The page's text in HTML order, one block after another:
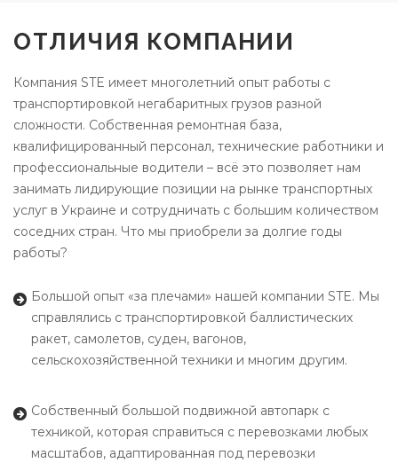
ОТЛИЧИЯ КОМПАНИИ
Компания STE имеет многолетний опыт работы с
транспортировкой негабаритных грузов разной
сложности. Собственная ремонтная база,
квалифицированный персонал, технические работники и
профессиональные водители – всё это позволяет нам
занимать лидирующие позиции на рынке транспортных
услуг в Украине и сотрудничать с большим количеством
соседних стран. Что мы приобрели за долгие годы
работы?
Большой опыт «за плечами» нашей компании STE. Мы
справлялись с транспортировкой баллистических
ракет, самолетов, суден, вагонов,
сельскохозяйственной техники и многим другим.
Собственный большой подвижной автопарк с
техникой, которая справиться с перевозками любых
масштабов, адаптированная под перевозки